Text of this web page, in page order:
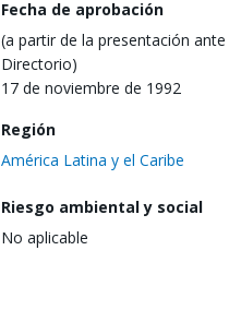
Fecha de aprobación
(a partir de la presentación ante
Directorio)
17 de noviembre de 1992
Región
América Latina y el Caribe
Riesgo ambiental y social
No aplicable